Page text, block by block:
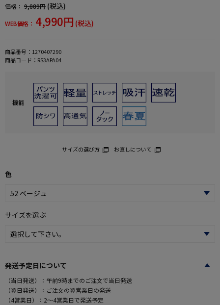
価格： 9,889円 (税込)
WEB価格： 4,990円 (税込)
商品番号： 1270407290
商品コード： RS3APA04
機能
サイズの選び方 お直しについて
色
サイズを選ぶ
発送予定日について
（当日発送）：午前9時までのご注文で当日発送
（翌日発送）：ご注文の翌営業日の発送
（4営業日）：2～4営業日で発送予定